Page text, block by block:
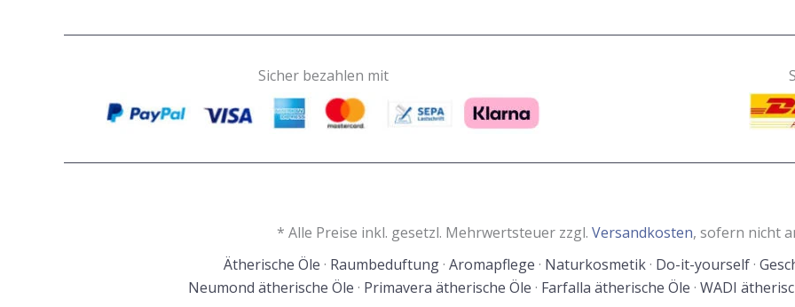
Sicher bezahlen mit
* Alle Preise inkl. gesetzl. Mehrwertsteuer zzgl. Versandkosten, sofern nicht
Ätherische Öle · Raumbeduftung · Aromapflege · Naturkosmetik · Do-it-yourself ·
Neumond ätherische Öle · Primavera ätherische Öle · Farfalla ätherische Öle · WADI